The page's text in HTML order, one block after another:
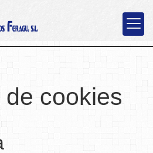
de cookies